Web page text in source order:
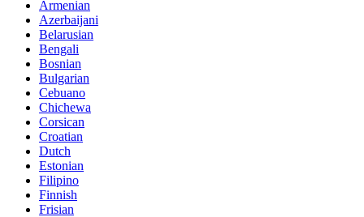
Armenian
Azerbaijani
Belarusian
Bengali
Bosnian
Bulgarian
Cebuano
Chichewa
Corsican
Croatian
Dutch
Estonian
Filipino
Finnish
Frisian